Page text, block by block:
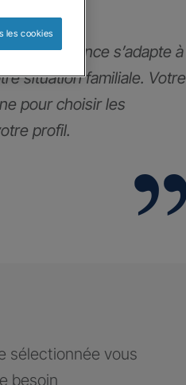
prévoyance s’adapte à
situation familiale. Votre
pour choisir les
profil.
sélectionnée vous
besoin
les cookies